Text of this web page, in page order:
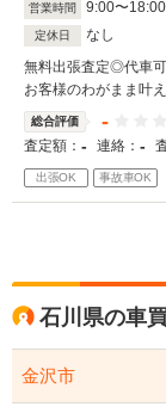
営業時間 9:00〜18:00
定休日
なし
無料出張査定◎代車
お客様のわがまま叶
総合評価 -
査定額： - 連絡： -
出張OK 事故車OK
石川県の車
金沢市